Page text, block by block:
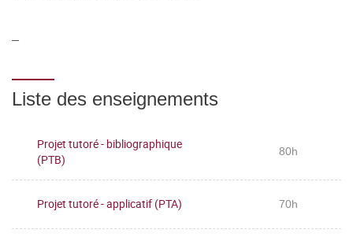
Liste des enseignements
Projet tutoré - bibliographique
(PTB)
80h
Projet tutoré - applicatif (PTA) 70h